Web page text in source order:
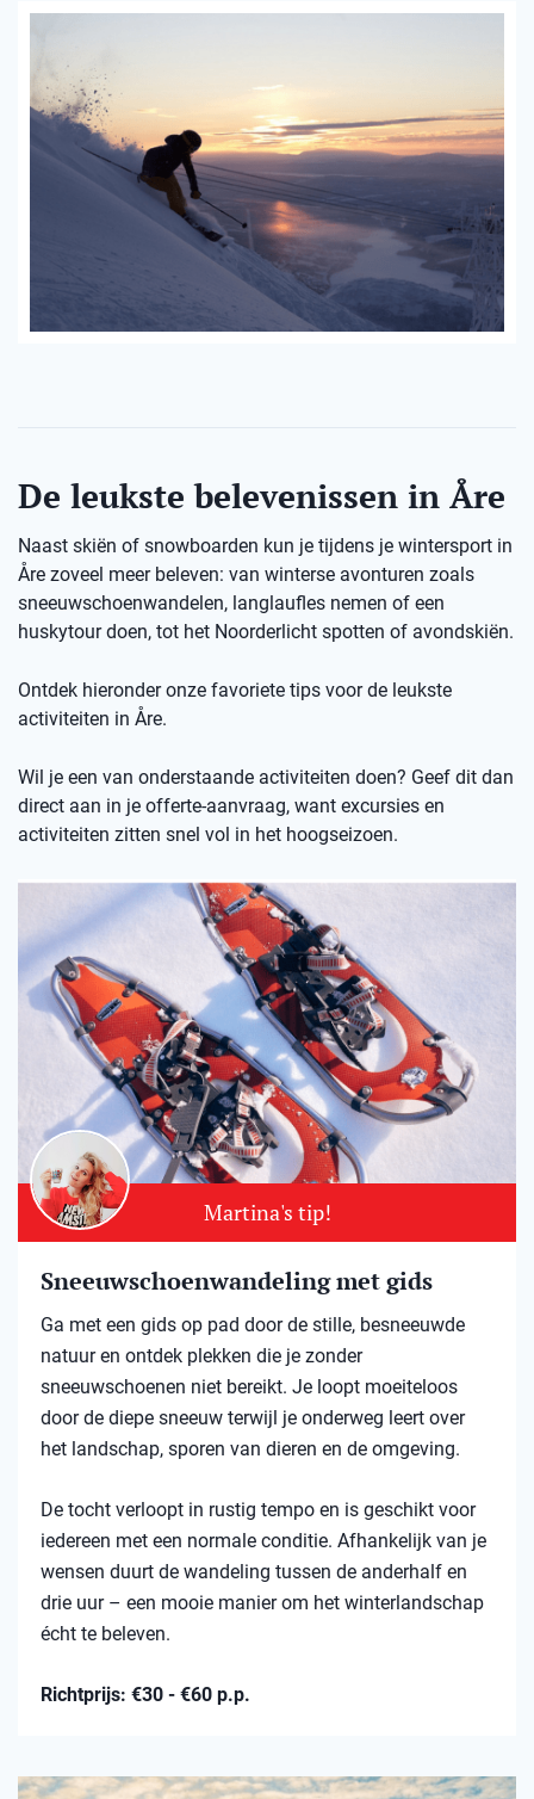
De leukste belevenissen in Åre
Naast skiën of snowboarden kun je tijdens je wintersport in
Åre zoveel meer beleven: van winterse avonturen zoals
sneeuwschoenwandelen, langlaufles nemen of een
huskytour doen, tot het Noorderlicht spotten of avondskiën.
Ontdek hieronder onze favoriete tips voor de leukste
activiteiten in Åre.
Wil je een van onderstaande activiteiten doen? Geef dit dan
direct aan in je offerte-aanvraag, want excursies en
activiteiten zitten snel vol in het hoogseizoen.
Martina's tip!
Sneeuwschoenwandeling met gids
Ga met een gids op pad door de stille, besneeuwde
natuur en ontdek plekken die je zonder
sneeuwschoenen niet bereikt. Je loopt moeiteloos
door de diepe sneeuw terwijl je onderweg leert over
het landschap, sporen van dieren en de omgeving.
De tocht verloopt in rustig tempo en is geschikt voor
iedereen met een normale conditie. Afhankelijk van je
wensen duurt de wandeling tussen de anderhalf en
drie uur – een mooie manier om het winterlandschap
écht te beleven.
Richtprijs: €30 - €60 p.p.